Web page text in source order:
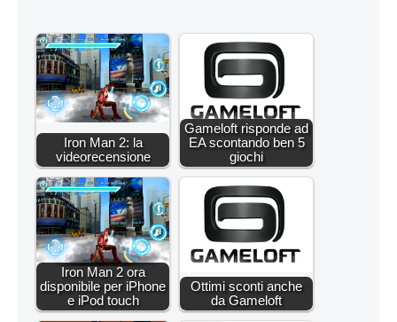
Iron Man 2: la
videorecensione
Gameloft risponde ad
EA scontando ben 5
giochi
Iron Man 2 ora
disponibile per iPhone
e iPod touch
Ottimi sconti anche
da Gameloft